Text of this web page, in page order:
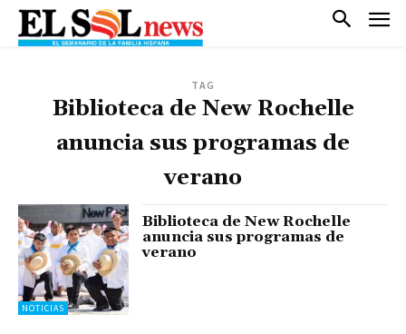
TAG
Biblioteca de New Rochelle
anuncia sus programas de
verano
NOTICIAS
Biblioteca de New Rochelle
anuncia sus programas de
verano